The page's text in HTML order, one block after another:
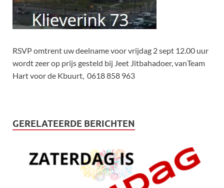
RSVP omtrent uw deelname voor vrijdag 2 sept 12.00 uur
wordt zeer op prijs gesteld bij Jeet Jitbahadoer, vanTeam
Hart voor de Kbuurt, 0618 858 963
GERELATEERDE BERICHTEN